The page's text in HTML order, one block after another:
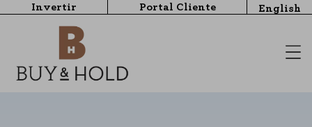
Invertir Portal Cliente English